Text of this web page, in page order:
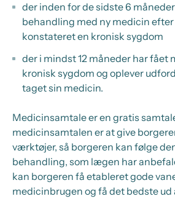
der inden for de sidste 6
behandling med ny medicin
konstateret en kronisk sygdom
der i mindst 12 måneder har fået
kronisk sygdom og oplever
taget sin medicin.
Medicinsamtale er en gratis
medicinsamtalen er at give
værktøjer, så borgeren kan følge
behandling, som lægen har
kan borgeren få etableret gode
medicinbrugen og få det bedste ud